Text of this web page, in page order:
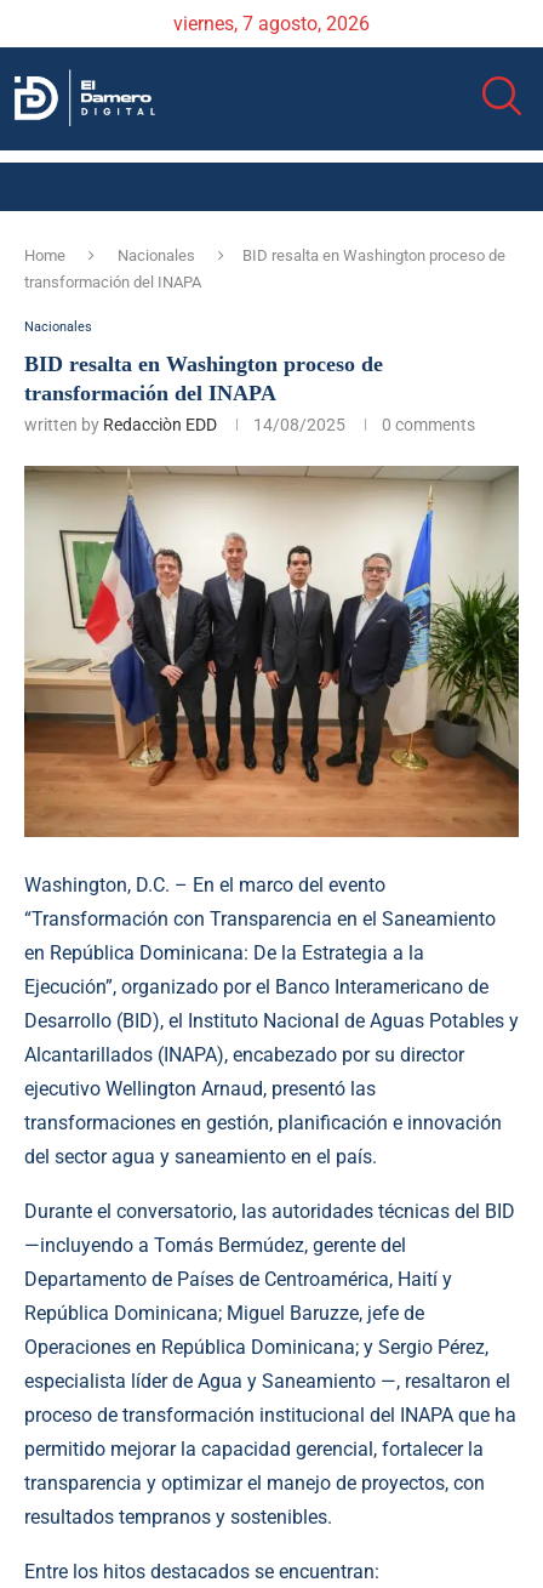
viernes, 7 agosto, 2026
Home Nacionales
BID resalta en Washington proceso de
transformación del INAPA
Nacionales
BID resalta en Washington proceso de
transformación del INAPA
written by Redacciòn EDD 14/08/2025 0 comments
Washington, D.C. – En el marco del evento
“Transformación con Transparencia en el Saneamiento
en República Dominicana: De la Estrategia a la
Ejecución”, organizado por el Banco Interamericano de
Desarrollo (BID), el Instituto Nacional de Aguas Potables y
Alcantarillados (INAPA), encabezado por su director
ejecutivo Wellington Arnaud, presentó las
transformaciones en gestión, planificación e innovación
del sector agua y saneamiento en el país.
Durante el conversatorio, las autoridades técnicas del BID
—incluyendo a Tomás Bermúdez, gerente del
Departamento de Países de Centroamérica, Haití y
República Dominicana; Miguel Baruzze, jefe de
Operaciones en República Dominicana; y Sergio Pérez,
especialista líder de Agua y Saneamiento —, resaltaron el
proceso de transformación institucional del INAPA que ha
permitido mejorar la capacidad gerencial, fortalecer la
transparencia y optimizar el manejo de proyectos, con
resultados tempranos y sostenibles.
Entre los hitos destacados se encuentran: